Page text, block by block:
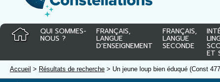
QUI SOMMES-
NOUS ?
FRANÇAIS,
LANGUE
D’ENSEIGNEMENT
FRANÇAIS,
LANGUE
SECONDE
ET
Accueil > Résultats de recherche > Un jeune loup bien éduqué (Const